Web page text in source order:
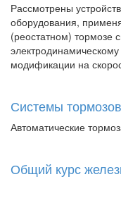
Рассмотрены
оборудования,
(реостатном) тормозе
модификации на
Системы тормозов
Автоматические
Общий курс